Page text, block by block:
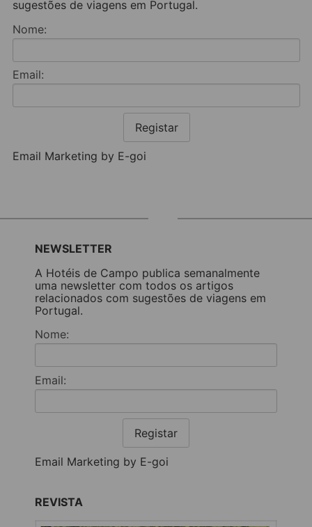
sugestões de viagens em Portugal.
Nome:
Email:
Registar
Email Marketing by E-goi
NEWSLETTER
A Hotéis de Campo publica semanalmente
uma newsletter com todos os artigos
relacionados com sugestões de viagens em
Portugal.
Nome:
Email:
Registar
Email Marketing by E-goi
REVISTA